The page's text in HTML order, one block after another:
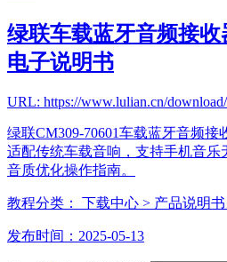
绿联车载蓝牙音频接收
电子说明书
URL: https://www.lulian.cn/
绿联CM309-70601车载蓝牙音频接
适配传统车载音响，支持手机音
音质优化操作指南。
教程分类： 下载中心 > 产品说明书
发布时间：2025-05-13